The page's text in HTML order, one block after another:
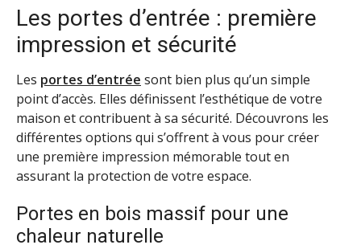
Les portes d’entrée : première
impression et sécurité
Les portes d’entrée sont bien plus qu’un simple
point d’accès. Elles définissent l’esthétique de votre
maison et contribuent à sa sécurité. Découvrons les
différentes options qui s’offrent à vous pour créer
une première impression mémorable tout en
assurant la protection de votre espace.
Portes en bois massif pour une
chaleur naturelle